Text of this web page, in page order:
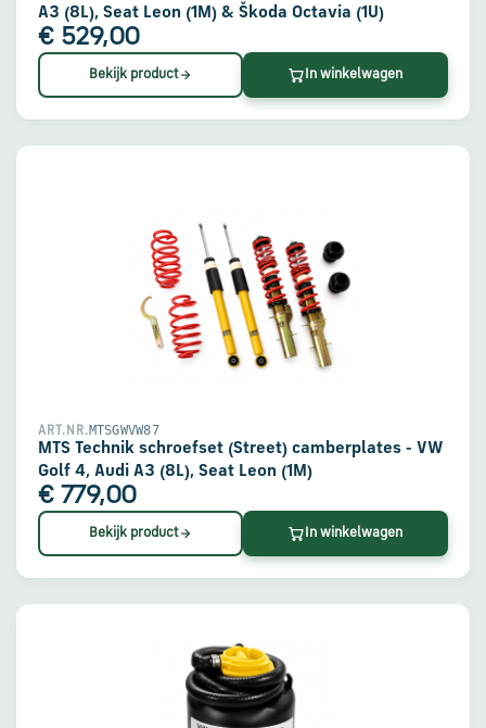
A3 (8L), Seat Leon (1M) & Škoda Octavia (1U)
€ 529,00
Bekijk product In winkelwagen
ART.NR.MTSGWVW87
MTS Technik schroefset (Street) camberplates - VW
Golf 4, Audi A3 (8L), Seat Leon (1M)
€ 779,00
Bekijk product In winkelwagen